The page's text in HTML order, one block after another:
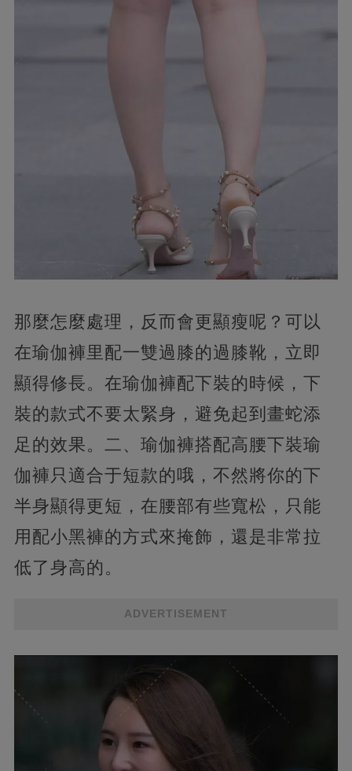
那麼怎麼處理，反而會更顯瘦呢？可以
在瑜伽褲里配一雙過膝的過膝靴，立即
顯得修長。在瑜伽褲配下裝的時候，下
裝的款式不要太緊身，避免起到畫蛇添
足的效果。二、瑜伽褲搭配高腰下裝瑜
伽褲只適合于短款的哦，不然將你的下
半身顯得更短，在腰部有些寬松，只能
用配小黑褲的方式來掩飾，還是非常拉
低了身高的。
ADVERTISEMENT